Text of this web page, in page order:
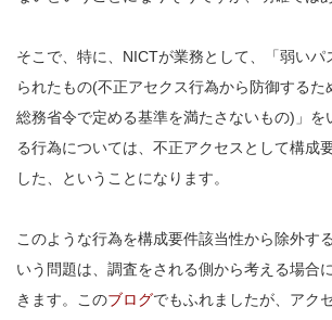
そこで、特に、NICTが業務として、「弱いパ
られたもの(不正アセクス行為から防御するた
総務省令で定める基準を満たさないもの)」を
る行為については、不正アクセスとして構成
した、ということになります。
このような行為を構成要件該当性から除外す
いう問題は、調査をされる側から考える場合
きます。このブログでもふれましたが、アク